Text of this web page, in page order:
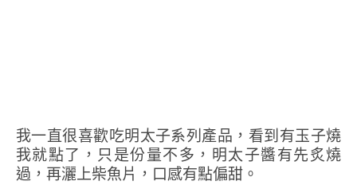
我一直很喜歡吃明太子系列產品，看到有玉子燒
我就點了，只是份量不多，明太子醬有先炙燒
過，再灑上柴魚片，口感有點偏甜。